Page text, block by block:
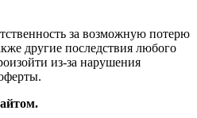
за возможную потерю
другие последствия любого
из-за нарушения